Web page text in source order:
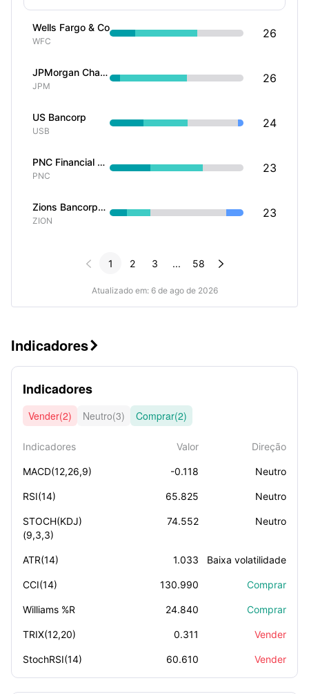
Wells Fargo & Co
WFC
26
JPMorgan Chase & Co
JPM
26
US Bancorp
USB
24
PNC Financial Services Group Inc
PNC
23
Zions Bancorporation NA
ZION
23
 1 2 3 ... 58 
Atualizado em: 6 de ago de 2026
Indicadores
Indicadores
Vender(2) Neutro(3) Comprar(2)
Indicadores Valor Direção
MACD(12,26,9) -0.118 Neutro
RSI(14) 65.825 Neutro
STOCH(KDJ)
(9,3,3)
74.552 Neutro
ATR(14) 1.033 Baixa volatilidade
CCI(14) 130.990 Comprar
Williams %R 24.840 Comprar
TRIX(12,20) 0.311 Vender
StochRSI(14) 60.610 Vender